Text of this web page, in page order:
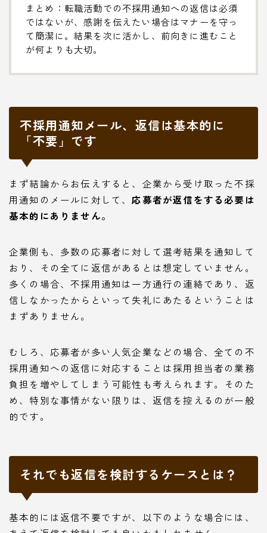
まとめ：転職活動での不採用通知への返信は必須
ではないが、感謝を伝えたい場合はマナーを守っ
て簡潔に。結果を次に活かし、前向きに進むこと
が何よりも大切。
不採用通知メール、返信は基本的に
「不要」です
まず結論からお伝えすると、企業から受け取った不採
用通知のメールに対して、応募者が返信をする必要は
基本的にありません。
企業側も、多数の応募者に対して選考結果を通知して
おり、その全てに返信があるとは想定していません。
多くの場合、不採用通知は一方通行の連絡であり、返
信しなかったからといって失礼にあたるということは
まずありません。
むしろ、応募者が多い人気企業などの場合、全ての不
採用通知への返信に対応することは採用担当者の業務
負担を増やしてしまう可能性も考えられます。そのた
め、特別な事情がない限りは、返信を控えるのが一般
的です。
それでも返信を検討するケースとは？
基本的には返信不要ですが、以下のような場合には、